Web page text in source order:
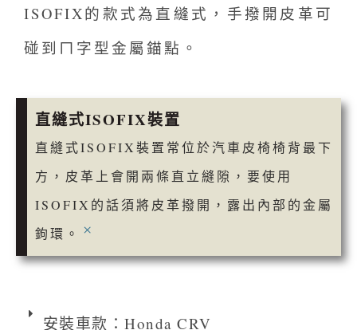
ISOFIX的款式為直縫式，手撥開皮革可
碰到ㄇ字型金屬錨點。
直縫式ISOFIX裝置
直縫式ISOFIX裝置常位於汽車皮椅椅背最下
方，皮革上會開兩條直立縫隙，要使用
ISOFIX的話須將皮革撥開，露出內部的金屬
鉤環。 ×
安裝車款：Honda CRV